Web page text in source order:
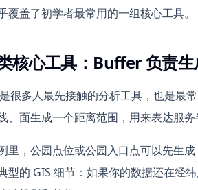
覆盖了初学者最常用的一组核心工具。
核心工具：Buffer 负责
很多人最先接触的分析工具，也是最
、面生成一个距离范围，用来表达服
里，公园点位或公园入口点可以先生
型的 GIS 细节：如果你的数据还在经